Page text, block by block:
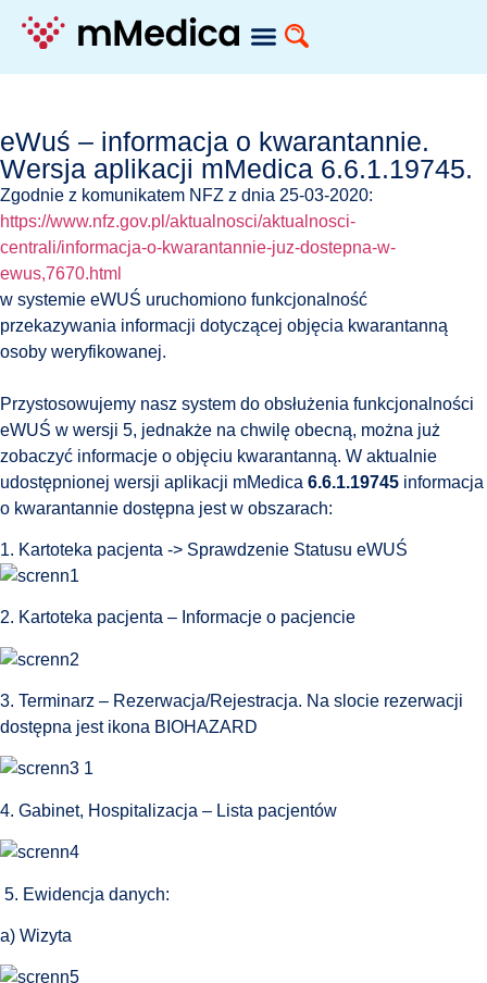
eWuś – informacja o kwarantannie.
Wersja aplikacji mMedica 6.6.1.19745.
Zgodnie z komunikatem NFZ z dnia 25-03-2020:
https://www.nfz.gov.pl/aktualnosci/aktualnosci-
centrali/informacja-o-kwarantannie-juz-dostepna-w-
ewus,7670.html
w systemie eWUŚ uruchomiono funkcjonalność
przekazywania informacji dotyczącej objęcia kwarantanną
osoby weryfikowanej.
Przystosowujemy nasz system do obsłużenia funkcjonalności
eWUŚ w wersji 5, jednakże na chwilę obecną, można już
zobaczyć informacje o objęciu kwarantanną. W aktualnie
udostępnionej wersji aplikacji mMedica 6.6.1.19745 informacja
o kwarantannie dostępna jest w obszarach:
1. Kartoteka pacjenta -> Sprawdzenie Statusu eWUŚ
2. Kartoteka pacjenta – Informacje o pacjencie
3. Terminarz – Rezerwacja/Rejestracja. Na slocie rezerwacji
dostępna jest ikona BIOHAZARD
4. Gabinet, Hospitalizacja – Lista pacjentów
5. Ewidencja danych:
a) Wizyta